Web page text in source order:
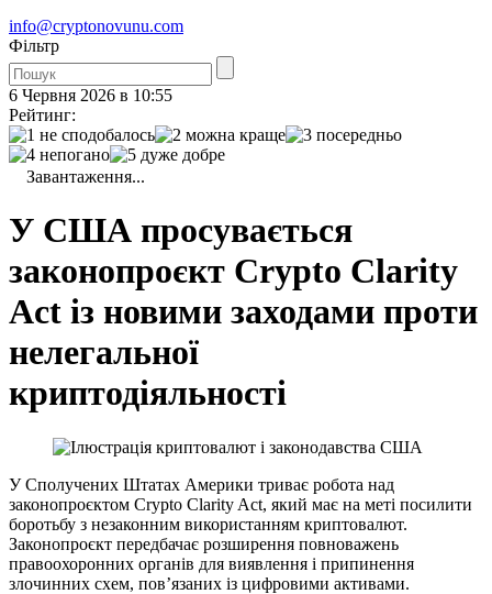
info@cryptonovunu.com
Фiльтр
6 Червня 2026 в 10:55
Рейтинг:
Завантаження...
У США просувається
законопроєкт Crypto Clarity
Act із новими заходами проти
нелегальної
криптодіяльності
У Сполучених Штатах Америки триває робота над
законопроєктом Crypto Clarity Act, який має на меті посилити
боротьбу з незаконним використанням криптовалют.
Законопроєкт передбачає розширення повноважень
правоохоронних органів для виявлення і припинення
злочинних схем, пов’язаних із цифровими активами.